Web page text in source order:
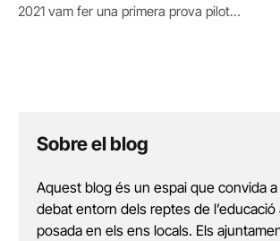
2021 vam fer una primera prova pilot…
Sobre el blog
Aquest blog és un espai que convida
debat entorn dels reptes de l’educació
posada en els ens locals. Els